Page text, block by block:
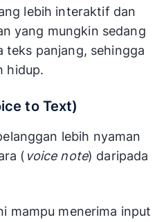
lebih interaktif dan
yang mungkin sedang
teks panjang, sehingga
hidup.
to Text)
lebih nyaman
( voice note) daripada
mampu menerima input